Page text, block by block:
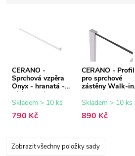
CERANO -
Sprchová vzpěra
Onyx - hranatá -
bílá matná - 150
cm
Skladem > 10 ks
790 Kč
CERANO - Profil
pro sprchové
zástěny Walk-in
bílá matná - 15
Skladem > 10 ks
890 Kč
Zobrazit všechny položky sady